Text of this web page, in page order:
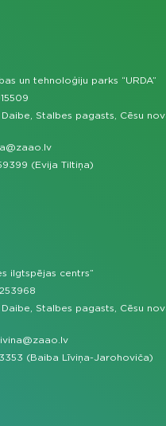
un tehnoloģiju parks “URDA”
Stalbes pagasts, Cēsu
(Evija Tiltiņa)
ilgtspējas centrs”
Stalbes pagasts, Cēsu
(Baiba Līviņa-Jarohoviča)